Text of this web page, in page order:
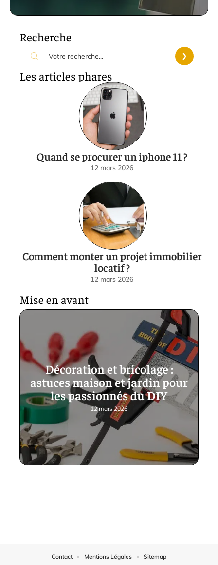
Recherche
Les articles phares
Quand se procurer un iphone 11 ?
12 mars 2026
Comment monter un projet immobilier
locatif ?
12 mars 2026
Mise en avant
Décoration et bricolage :
astuces maison et jardin pour
les passionnés du DIY
12 mars 2026
Contact Mentions Légales Sitemap